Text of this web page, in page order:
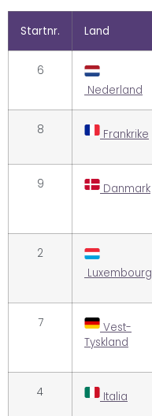
Startnr. Land
6
Nederland
8 Frankrike
9 Danmark
2
Luxembourg
7
Vest-
Tyskland
4 Italia